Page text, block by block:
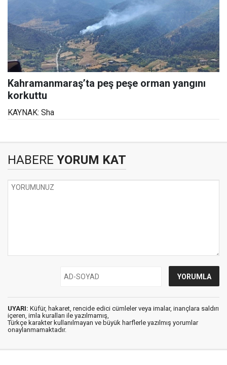
Kahramanmaraş’ta peş peşe orman yangını
korkuttu
KAYNAK: Sha
HABERE YORUM KAT
UYARI: Küfür, hakaret, rencide edici cümleler veya imalar, inançlara saldırı
içeren, imla kuralları ile yazılmamış,
Türkçe karakter kullanılmayan ve büyük harflerle yazılmış yorumlar
onaylanmamaktadır.